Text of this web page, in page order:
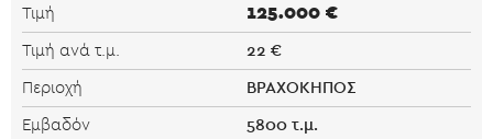
Τιμή 125.000 €
Τιμή ανά τ.μ. 22 €
Περιοχή ΒΡΑΧΟΚΗΠΟΣ
Εμβαδόν 5800 τ.μ.